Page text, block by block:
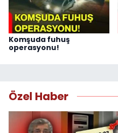
Komşuda fuhuş
operasyonu!
Özel Haber